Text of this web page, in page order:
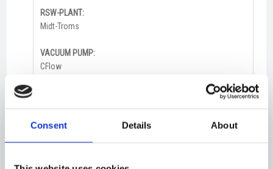
Consent Details About
RSW-PLANT:
Midt-Troms
VACUUM PUMP:
CFlow